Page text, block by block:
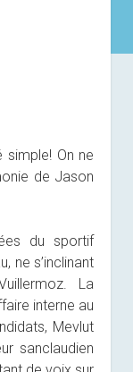
simple! On ne
de Jason
du sportif
ne s’inclinant
La
interne au
Mevlut
sanclaudien